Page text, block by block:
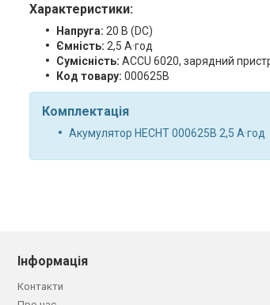
Характеристики:
Напруга: 20 В (DC)
Ємність: 2,5 А·год
Сумісність: ACCU 6020, зарядний
Код товару: 000625B
Комплектація
Акумулятор HECHT 000625B 2,5 А·год
Інформація
Контакти